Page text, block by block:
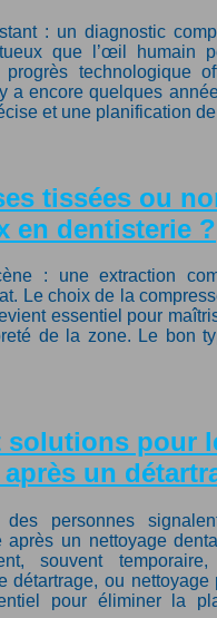
: un diagnostic
que l’œil humain
progrès technologique
a encore quelques
et une planification
tissées ou
en dentisterie ?
: une extraction
Le choix de la
essentiel pour
de la zone. Le bon
solutions pour
un
personnes
après un nettoyage
souvent
détartrage, ou
pour éliminer la